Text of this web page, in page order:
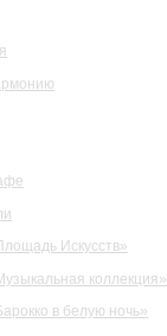
Искусств»
коллекция»
в белую ночь»